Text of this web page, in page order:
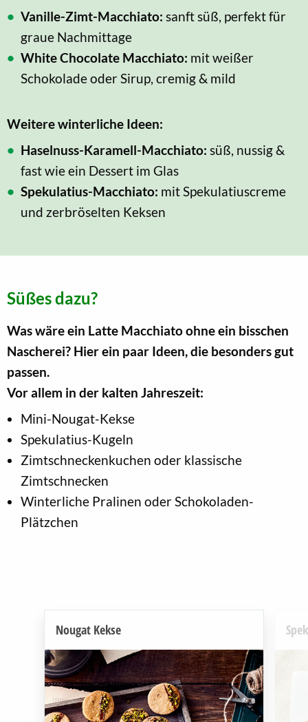
Vanille-Zimt-Macchiato: sanft süß, perfekt für
graue Nachmittage
White Chocolate Macchiato: mit weißer
Schokolade oder Sirup, cremig & mild
Weitere winterliche Ideen:
Haselnuss-Karamell-Macchiato: süß, nussig &
fast wie ein Dessert im Glas
Spekulatius-Macchiato: mit Spekulatiuscreme
und zerbröselten Keksen
Süßes dazu?
Was wäre ein Latte Macchiato ohne ein bisschen
Nascherei? Hier ein paar Ideen, die besonders gut
passen.
Vor allem in der kalten Jahreszeit:
Mini-Nougat-Kekse
Spekulatius-Kugeln
Zimtschneckenkuchen oder klassische
Zimtschnecken
Winterliche Pralinen oder Schokoladen-
Plätzchen
Nougat Kekse